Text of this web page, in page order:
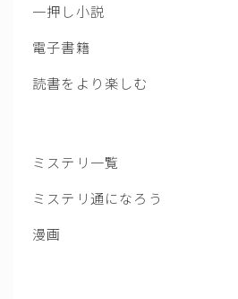
一押し小説
電子書籍
読書をより楽しむ
ミステリ一覧
ミステリ通になろう
漫画